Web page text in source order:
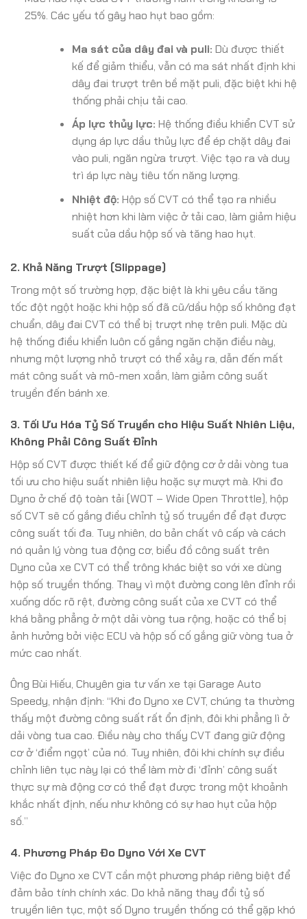
25%. Các yếu tố gây hao hụt bao gồm:
Ma sát của dây đai và puli: Dù được thiết
kế để giảm thiểu, vẫn có ma sát nhất định khi
dây đai trượt trên bề mặt puli, đặc biệt khi hệ
thống phải chịu tải cao.
Áp lực thủy lực: Hệ thống điều khiển CVT sử
dụng áp lực dầu thủy lực để ép chặt dây đai
vào puli, ngăn ngừa trượt. Việc tạo ra và duy
trì áp lực này tiêu tốn năng lượng.
Nhiệt độ: Hộp số CVT có thể tạo ra nhiều
nhiệt hơn khi làm việc ở tải cao, làm giảm hiệu
suất của dầu hộp số và tăng hao hụt.
2. Khả Năng Trượt (Slippage)
Trong một số trường hợp, đặc biệt là khi yêu cầu tăng
tốc đột ngột hoặc khi hộp số đã cũ/dầu hộp số không đạt
chuẩn, dây đai CVT có thể bị trượt nhẹ trên puli. Mặc dù
hệ thống điều khiển luôn cố gắng ngăn chặn điều này,
nhưng một lượng nhỏ trượt có thể xảy ra, dẫn đến mất
mát công suất và mô-men xoắn, làm giảm công suất
truyền đến bánh xe.
3. Tối Ưu Hóa Tỷ Số Truyền cho Hiệu Suất Nhiên Liệu,
Không Phải Công Suất Đỉnh
Hộp số CVT được thiết kế để giữ động cơ ở dải vòng tua
tối ưu cho hiệu suất nhiên liệu hoặc sự mượt mà. Khi đo
Dyno ở chế độ toàn tải (WOT – Wide Open Throttle), hộp
số CVT sẽ cố gắng điều chỉnh tỷ số truyền để đạt được
công suất tối đa. Tuy nhiên, do bản chất vô cấp và cách
nó quản lý vòng tua động cơ, biểu đồ công suất trên
Dyno của xe CVT có thể trông khác biệt so với xe dùng
hộp số truyền thống. Thay vì một đường cong lên đỉnh rồi
xuống dốc rõ rệt, đường công suất của xe CVT có thể
khá bằng phẳng ở một dải vòng tua rộng, hoặc có thể bị
ảnh hưởng bởi việc ECU và hộp số cố gắng giữ vòng tua ở
mức cao nhất.
Ông Bùi Hiếu, Chuyên gia tư vấn xe tại Garage Auto
Speedy, nhận định: “Khi đo Dyno xe CVT, chúng ta thường
thấy một đường công suất rất ổn định, đôi khi phẳng lì ở
dải vòng tua cao. Điều này cho thấy CVT đang giữ động
cơ ở ‘điểm ngọt’ của nó. Tuy nhiên, đôi khi chính sự điều
chỉnh liên tục này lại có thể làm mờ đi ‘đỉnh’ công suất
thực sự mà động cơ có thể đạt được trong một khoảnh
khắc nhất định, nếu như không có sự hao hụt của hộp
số.”
4. Phương Pháp Đo Dyno Với Xe CVT
Việc đo Dyno xe CVT cần một phương pháp riêng biệt để
đảm bảo tính chính xác. Do khả năng thay đổi tỷ số
truyền liên tục, một số Dyno truyền thống có thể gặp khó